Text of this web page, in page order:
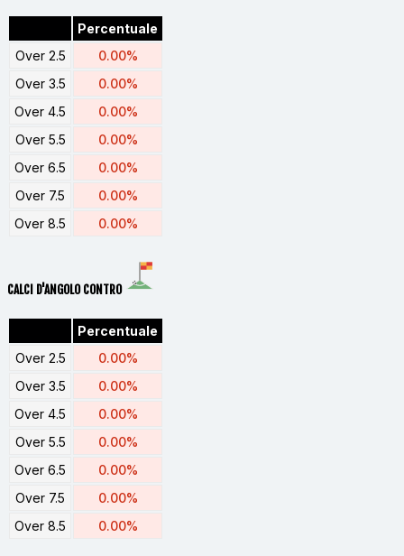
Percentuale
Over 2.5
0.00%
Over 3.5
0.00%
Over 4.5
0.00%
Over 5.5
0.00%
Over 6.5
0.00%
Over 7.5
0.00%
Over 8.5
0.00%
CALCI D'ANGOLO CONTRO
Percentuale
Over 2.5
0.00%
Over 3.5
0.00%
Over 4.5
0.00%
Over 5.5
0.00%
Over 6.5
0.00%
Over 7.5
0.00%
Over 8.5
0.00%